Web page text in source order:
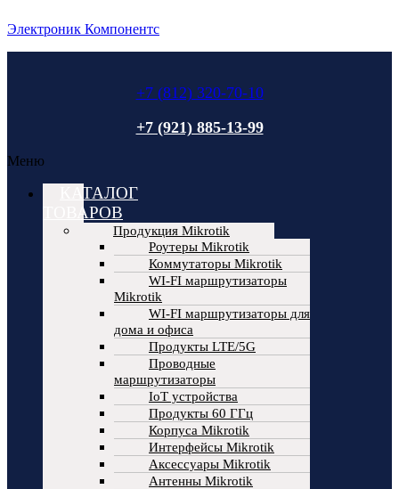
Электроник Компонентс
+7 (812) 320-70-10
+7 (921) 885-13-99
Меню
КАТАЛОГ
ТОВАРОВ
Продукция Mikrotik
Роутеры Mikrotik
Коммутаторы Mikrotik
WI-FI маршрутизаторы
Mikrotik
WI-FI маршрутизаторы для
дома и офиса
Продукты LTE/5G
Проводные
маршрутизаторы
IoT устройства
Продукты 60 ГГц
Корпуса Mikrotik
Интерфейсы Mikrotik
Аксессуары Mikrotik
Антенны Mikrotik